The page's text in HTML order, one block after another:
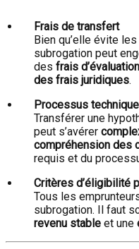
Frais de transfert
Bien qu’elle évite
subrogation peut
des frais d’évaluation
des frais juridiques.
Processus
Transférer une
peut s’avérer
compréhension des
requis et du
Critères d’éligibilité
Tous les
subrogation. Il faut
revenu stable et une